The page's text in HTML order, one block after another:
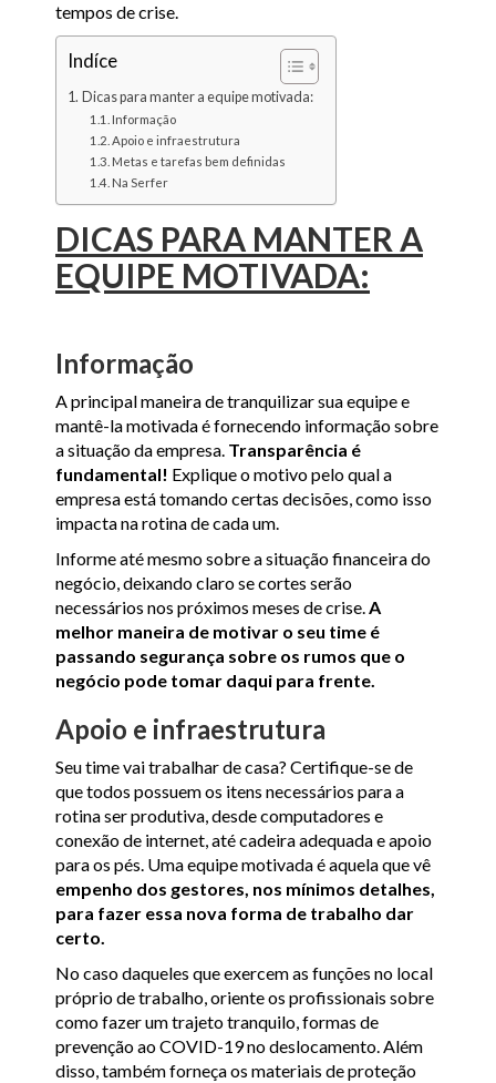
tempos de crise.
Indíce
Dicas para manter a equipe motivada:
Informação
Apoio e infraestrutura
Metas e tarefas bem definidas
Na Serfer
DICAS PARA MANTER A
EQUIPE MOTIVADA:
Informação
A principal maneira de tranquilizar sua equipe e
mantê-la motivada é fornecendo informação sobre
a situação da empresa. Transparência é
fundamental! Explique o motivo pelo qual a
empresa está tomando certas decisões, como isso
impacta na rotina de cada um.
Informe até mesmo sobre a situação financeira do
negócio, deixando claro se cortes serão
necessários nos próximos meses de crise.A
melhor maneira de motivar o seu time é
passando segurança sobre os rumos que o
negócio pode tomar daqui para frente.
Apoio e infraestrutura
Seu time vai trabalhar de casa? Certifique-se de
que todos possuem os itens necessários para a
rotina ser produtiva, desde computadores e
conexão de internet, até cadeira adequada e apoio
para os pés. Uma equipe motivada é aquela que vê
empenho dos gestores, nos mínimos detalhes,
para fazer essa nova forma de trabalho dar
certo.
No caso daqueles que exercem as funções no local
próprio de trabalho, oriente os profissionais sobre
como fazer um trajeto tranquilo, formas de
prevenção ao COVID-19 no deslocamento. Além
disso, também forneça os materiais de proteção